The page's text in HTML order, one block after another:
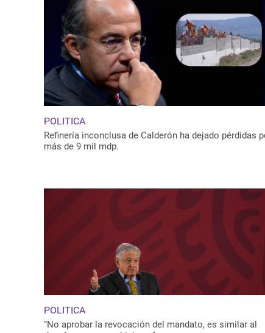
POLITICA
Refinería inconclusa de Calderón ha dejado pérdidas
más de 9 mil mdp.
POLITICA
“No aprobar la revocación del mandato, es similar al